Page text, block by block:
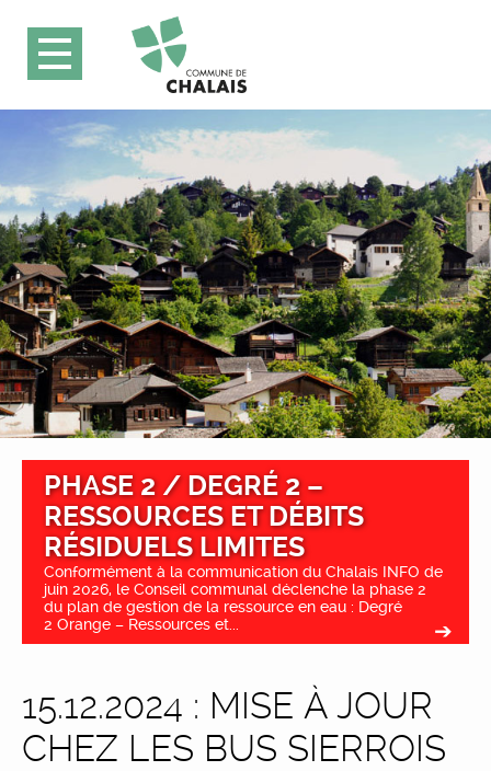
PHASE 2 / DEGRÉ 2 –
RESSOURCES ET DÉBITS
RÉSIDUELS LIMITES
Conformément à la communication du Chalais INFO de
juin 2026, le Conseil communal déclenche la phase 2
du plan de gestion de la ressource en eau : Degré
2 Orange – Ressources et...
15.12.2024 : MISE À JOUR
CHEZ LES BUS SIERROIS